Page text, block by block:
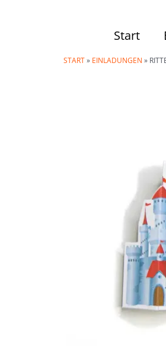
Start
START» EINLADUNGEN »